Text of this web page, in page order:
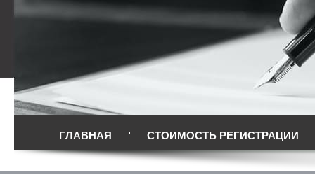
ГЛАВНАЯ СТОИМОСТЬ РЕГИСТРАЦИИ